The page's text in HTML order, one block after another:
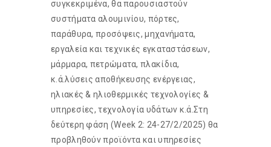
συγκεκριμένα, θα παρουσιαστούν
συστήματα αλουμινίου, πόρτες,
παράθυρα, προσόψεις, μηχανήματα,
εργαλεία και τεχνικές εγκαταστάσεων,
μάρμαρα, πετρώματα, πλακίδια,
κ.ά.λύσεις αποθήκευσης ενέργειας,
ηλιακές & ηλιοθερμικές τεχνολογίες &
υπηρεσίες, τεχνολογία υδάτων κ.ά.Στη
δεύτερη φάση (Week 2: 24-27/2/2025) θα
προβληθούν προϊόντα και υπηρεσίες